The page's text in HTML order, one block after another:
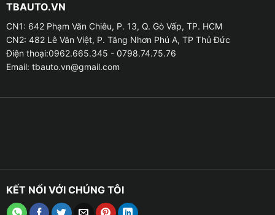
☪ Xem Tivi trực tiếp trên FPTPlay, Tivi 247 hoặc
VTVGo
☪ Chia đôi màn hình hoặc chia 3 ứng dụng trên một
NHỮNG ĐẶC ĐIỂM NỔI BẬT HIỆN ĐẠI NHẤT
CỦA MÀN HÌNH DVD ANDROID OLEDPRO X8
TBAUTO.VN
CN1: 642 Phạm Văn Chiêu, P. 13, Q. Gò Vấp, TP. HCM
CN2: 482 Lê Văn Việt, P. Tăng Nhơn Phú A, TP Thủ Đức
Điện thoại:0962.665.345 - 0798.74.75.76
Email: tbauto.vn@gmail.com
KẾT NỐI VỚI CHÚNG TÔI